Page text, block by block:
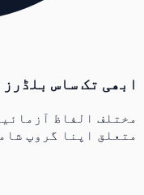
ابھی تک ساس
مختلف الفاظ
متعلق اپنا گروپ